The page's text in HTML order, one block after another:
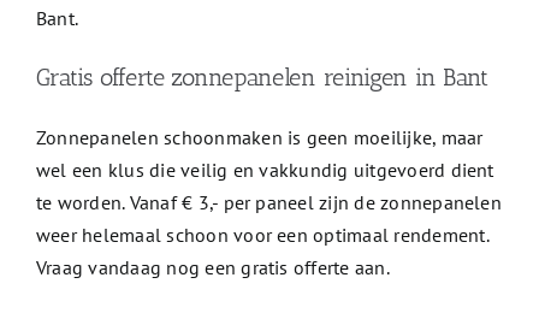
Bant.
Gratis offerte zonnepanelen reinigen in Bant
Zonnepanelen schoonmaken is geen moeilijke, maar
wel een klus die veilig en vakkundig uitgevoerd dient
te worden. Vanaf € 3,- per paneel zijn de zonnepanelen
weer helemaal schoon voor een optimaal rendement.
Vraag vandaag nog een gratis offerte aan.